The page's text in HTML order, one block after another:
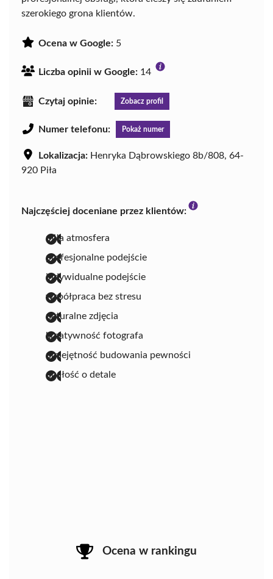
szerokiego grona klientów.
Ocena w Google: 5
Liczba opinii w Google: 14
Czytaj opinie: Zobacz profil
Numer telefonu: Pokaż numer
Lokalizacja: Henryka Dąbrowskiego 8b/808, 64-
920 Piła
Najczęściej doceniane przez klientów:
miła atmosfera
profesjonalne podejście
indywidualne podejście
współpraca bez stresu
naturalne zdjęcia
kreatywność fotografa
umiejętność budowania pewności
dbałość o detale
Ocena w rankingu